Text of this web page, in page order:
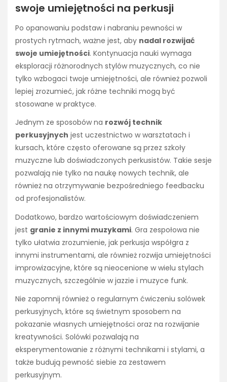
swoje umiejętności na perkusji
Po opanowaniu podstaw i nabraniu pewności w
prostych rytmach, ważne jest, aby nadal rozwijać
swoje umiejętności. Kontynuacja nauki wymaga
eksploracji różnorodnych stylów muzycznych, co nie
tylko wzbogaci twoje umiejętności, ale również pozwoli
lepiej zrozumieć, jak różne techniki mogą być
stosowane w praktyce.
Jednym ze sposobów na rozwój technik
perkusyjnych jest uczestnictwo w warsztatach i
kursach, które często oferowane są przez szkoły
muzyczne lub doświadczonych perkusistów. Takie sesje
pozwalają nie tylko na naukę nowych technik, ale
również na otrzymywanie bezpośredniego feedbacku
od profesjonalistów.
Dodatkowo, bardzo wartościowym doświadczeniem
jest granie z innymi muzykami. Gra zespołowa nie
tylko ułatwia zrozumienie, jak perkusja współgra z
innymi instrumentami, ale również rozwija umiejętności
improwizacyjne, które są nieocenione w wielu stylach
muzycznych, szczególnie w jazzie i muzyce funk.
Nie zapomnij również o regularnym ćwiczeniu solówek
perkusyjnych, które są świetnym sposobem na
pokazanie własnych umiejętności oraz na rozwijanie
kreatywności. Solówki pozwalają na
eksperymentowanie z różnymi technikami i stylami, a
także budują pewność siebie za zestawem
perkusyjnym.